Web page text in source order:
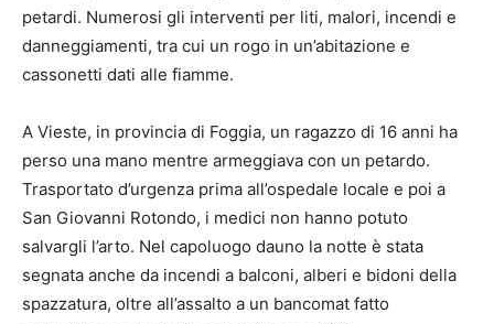
petardi. Numerosi gli interventi per liti, malori, incendi e
danneggiamenti, tra cui un rogo in un’abitazione e
cassonetti dati alle fiamme.
A Vieste, in provincia di Foggia, un ragazzo di 16 anni ha
perso una mano mentre armeggiava con un petardo.
Trasportato d’urgenza prima all’ospedale locale e poi a
San Giovanni Rotondo, i medici non hanno potuto
salvargli l’arto. Nel capoluogo dauno la notte è stata
segnata anche da incendi a balconi, alberi e bidoni della
spazzatura, oltre all’assalto a un bancomat fatto